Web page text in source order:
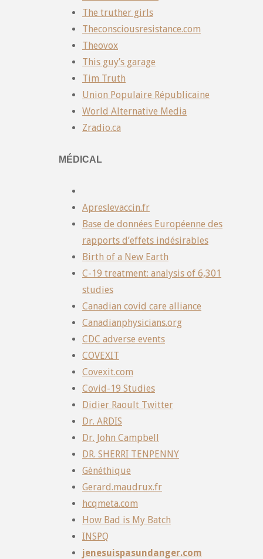
The truther girls
Theconsciousresistance.com
Theovox
This guy’s garage
Tim Truth
Union Populaire Républicaine
World Alternative Media
Zradio.ca
MÉDICAL
Apreslevaccin.fr
Base de données Européenne des
rapports d’effets indésirables
Birth of a New Earth
C-19 treatment: analysis of 6,301
studies
Canadian covid care alliance
Canadianphysicians.org
CDC adverse events
COVEXIT
Covexit.com
Covid-19 Studies
Didier Raoult Twitter
Dr. ARDIS
Dr. John Campbell
DR. SHERRI TENPENNY
Gènéthique
Gerard.maudrux.fr
hcqmeta.com
How Bad is My Batch
INSPQ
jenesuispasundanger.com